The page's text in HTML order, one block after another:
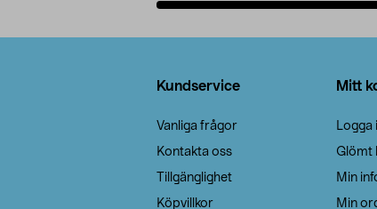
Kundservice
Vanliga frågor
Kontakta oss
Tillgänglighet
Köpvillkor
Mitt
Logga
Glömt
Min
Min